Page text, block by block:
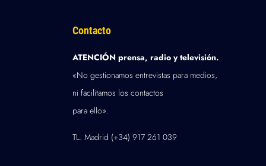
Contacto
ATENCIÓN prensa, radio y televisión.
«No gestionamos entrevistas para medios,
ni facilitamos los contactos
para ello».
TL. Madrid (+34) 917 261 039